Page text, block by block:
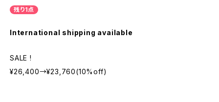
残り1点
International shipping available
SALE !
¥26,400→¥23,760(10%off)